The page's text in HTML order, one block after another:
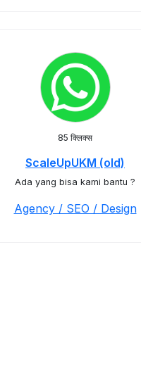
85 क्लिक्स
ScaleUpUKM (old)
Ada yang bisa kami bantu ?
Agency / SEO / Design